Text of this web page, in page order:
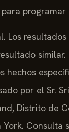
programar
Los
similar.
hechos
por el Sr.
Distrito de
York. Consulta